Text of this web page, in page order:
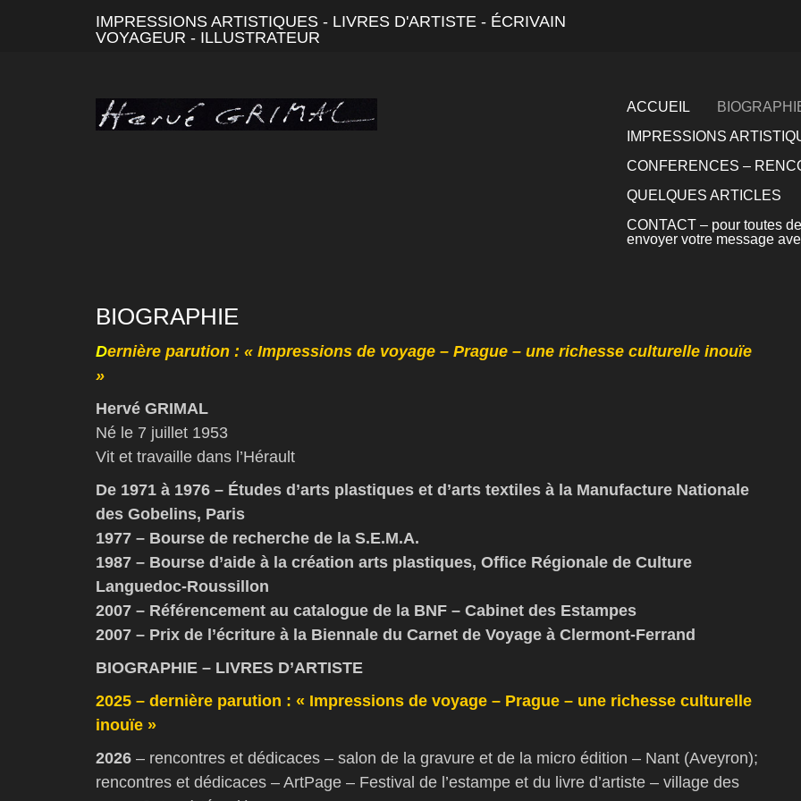
IMPRESSIONS ARTISTIQUES - LIVRES D'ARTISTE - ÉCRIVAIN
VOYAGEUR - ILLUSTRATEUR
ACCUEIL
IMPRESSIONS
CONFERENCES –
QUELQUES ARTICLES
CONTACT – pour toutes
envoyer votre message
BIOGRAPHIE
Dernière parution : « Impressions de voyage – Prague – une richesse culturelle inouïe
»
Hervé GRIMAL
Né le 7 juillet 1953
Vit et travaille dans l’Hérault
De 1971 à 1976 – Études d’arts plastiques et d’arts textiles à la Manufacture Nationale
des Gobelins, Paris
1977 – Bourse de recherche de la S.E.M.A.
1987 – Bourse d’aide à la création arts plastiques, Office Régionale de Culture
Languedoc-Roussillon
2007 – Référencement au catalogue de la BNF – Cabinet des Estampes
2007 – Prix de l’écriture à la Biennale du Carnet de Voyage à Clermont-Ferrand
BIOGRAPHIE – LIVRES D’ARTISTE
2025 – dernière parution : « Impressions de voyage – Prague – une richesse culturelle
inouïe »
2026 – rencontres et dédicaces – salon de la gravure et de la micro édition – Nant (Aveyron);
rencontres et dédicaces – ArtPage – Festival de l’estampe et du livre d’artiste – village des